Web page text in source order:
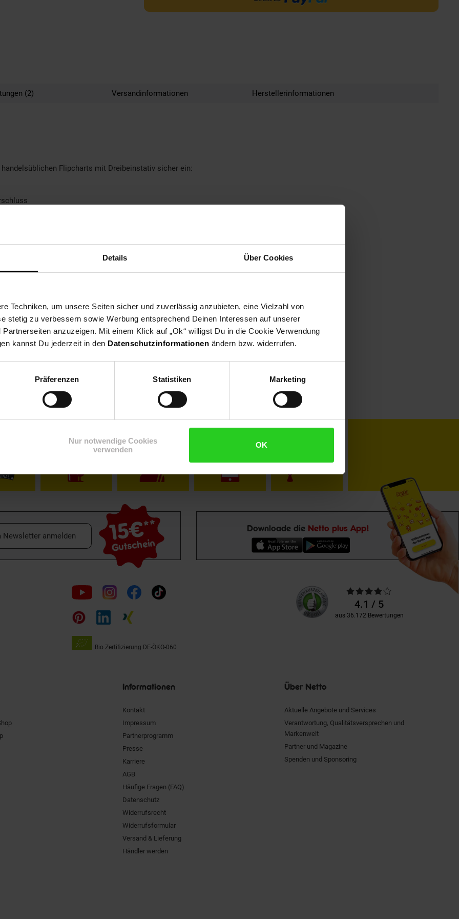
Details Über Cookies
Techniken, um unsere Seiten sicher und zuverlässig anzubieten, eine Vielzahl von
stetig zu verbessern sowie Werbung entsprechend Deinen Interessen auf unserer
anzuzeigen. Mit einem Klick auf „Ok“ willigst Du in die Cookie Verwendung
kannst Du jederzeit in den Datenschutzinformationen ändern bzw. widerrufen.
Präferenzen Statistiken Marketing
Nur notwendige Cookies
verwenden
OK
(2) Versandinformationen Herstellerinformationen
Flipcharts mit Dreibeinstativ sicher ein:
Transport.
NettoKOM Karriere
15€**
Gutschein
Newsletter anmelden
Downloade die Netto plus App!
Folge
uns
auf
Bio Zertifizierung DE-ÖKO-060
Unsere
Kundenbewertungen
Durchschnittliche
Bewertungen4.1 / 5
aus 36.172 Bewertungen
Informationen
Kontakt
Impressum
Partnerprogramm
Presse
Karriere
AGB
Häufige Fragen (FAQ)
Datenschutz
Widerrufsrecht
Widerrufsformular
Versand & Lieferung
Händler werden
Über Netto
Aktuelle Angebote und Services
Verantwortung, Qualitätsversprechen und
Markenwelt
Partner und Magazine
Spenden und Sponsoring